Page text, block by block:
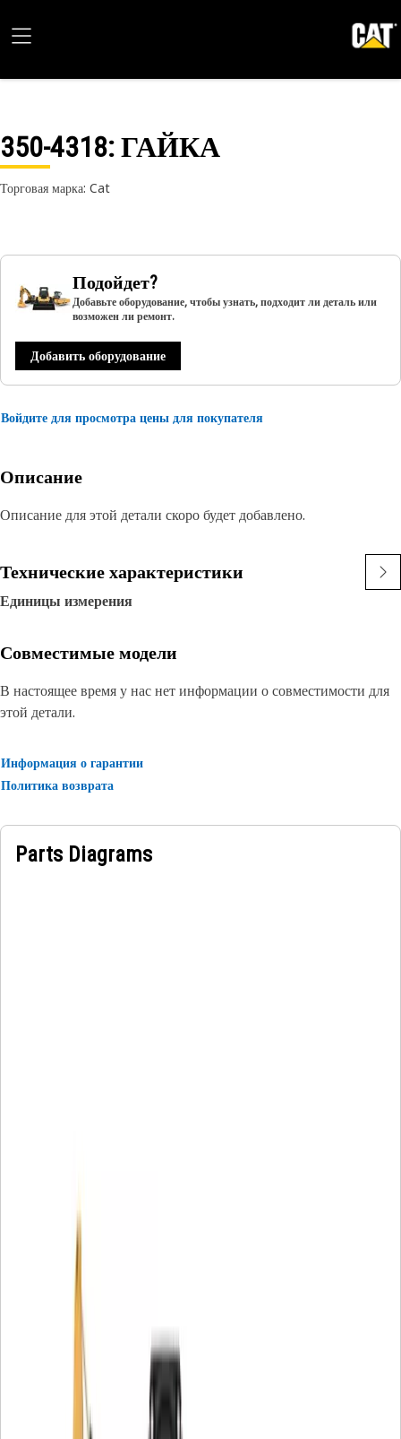
350-4318: ГАЙКА
Торговая марка: Cat
Подойдет?
Добавьте оборудование, чтобы узнать, подходит ли деталь или
возможен ли ремонт.
Добавить оборудование
Войдите для просмотра цены для покупателя
Описание
Описание для этой детали скоро будет добавлено.
Технические характеристики
Единицы измерения
Совместимые модели
В настоящее время у нас нет информации о совместимости для
этой детали.
Информация о гарантии
Политика возврата
Parts Diagrams